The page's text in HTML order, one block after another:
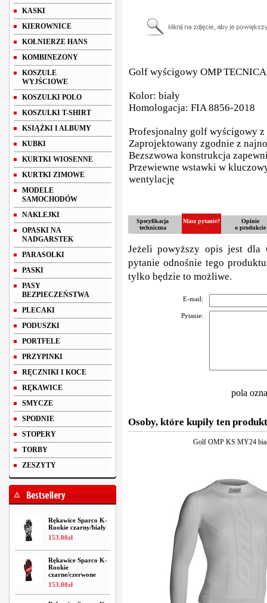
KASKI
KIEROWNICE
KOŁNIERZE HANS
KOMBINEZONY
KOSZULE
WYJŚCIOWE
KOSZULKI POLO
KOSZULKI T-SHIRT
KSIĄŻKI I ALBUMY
KUBKI
KURTKI WIOSENNE
KURTKI ZIMOWE
MODELE
SAMOCHODÓW
NAKLEJKI
OPASKI NA
NADGARSTEK
PARASOLKI
PASKI
PASY
BEZPIECZEŃSTWA
PLECAKI
PODUSZKI
PORTFELE
PRZYPINKI
RĘCZNIKI I KOCE
RĘKAWICE
SMYCZE
SPODNIE
STOPERY
TORBY
ZESZYTY
Rękawice Sparco K-
Rookie czarny/biały
153.00zł
Rękawice Sparco K-
Rookie
czarne/czerwone
153.00zł
Golf wyścigowy OMP
Kolor: biały
Homologacja: FIA 8856-2018
Profesjonalny golf wyścigowy
Zaprojektowany zgodnie z
Bezszwowa konstrukcja
Przewiewne wstawki w
wentylację
Specyfikacja
techniczna
Masz pytanie?
Opinie
o produkcie
Jeżeli powyższy opis jest dla
pytanie odnośnie tego
tylko będzie to możliwe.
E-mail:
Pytanie:
pola
Osoby, które kupiły ten
Golf OMP KS MY24